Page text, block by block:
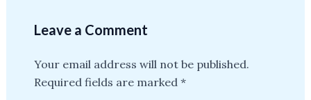
Leave a Comment
Your email address will not be published.
Required fields are marked *